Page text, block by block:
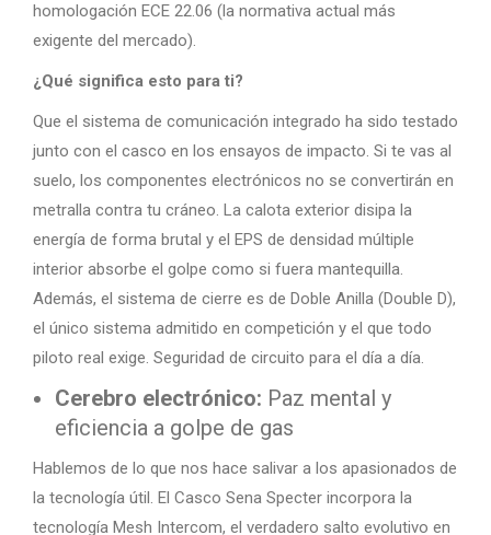
homologación ECE 22.06 (la normativa actual más
exigente del mercado).
¿Qué significa esto para ti?
Que el sistema de comunicación integrado ha sido testado
junto con el casco en los ensayos de impacto. Si te vas al
suelo, los componentes electrónicos no se convertirán en
metralla contra tu cráneo. La calota exterior disipa la
energía de forma brutal y el EPS de densidad múltiple
interior absorbe el golpe como si fuera mantequilla.
Además, el sistema de cierre es de Doble Anilla (Double D),
el único sistema admitido en competición y el que todo
piloto real exige. Seguridad de circuito para el día a día.
Cerebro electrónico: Paz mental y
eficiencia a golpe de gas
Hablemos de lo que nos hace salivar a los apasionados de
la tecnología útil. El Casco Sena Specter incorpora la
tecnología Mesh Intercom, el verdadero salto evolutivo en